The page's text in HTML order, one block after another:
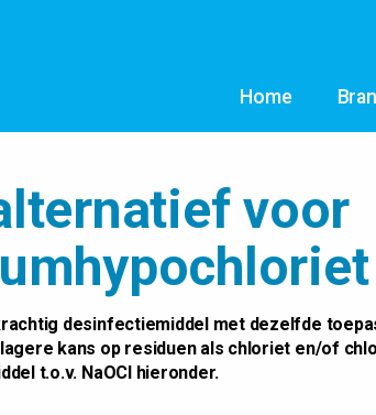
Home
voor
desinfectiemiddel met dezelfde
kans op residuen als chloriet en/of
t.o.v. NaOCl hieronder.